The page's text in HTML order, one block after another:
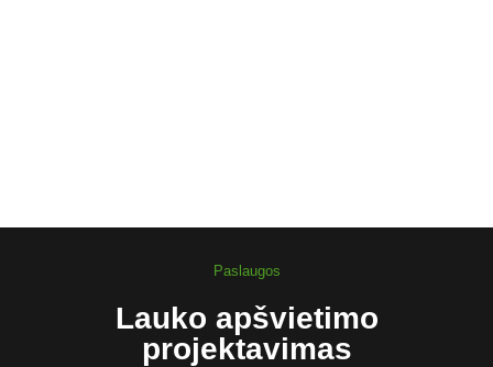
Paslaugos
Lauko apšvietimo
projektavimas